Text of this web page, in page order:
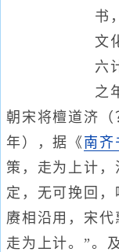
书
文
六
之
朝宋将檀道济
年），据《 南齐
策，走为上计，
定，无可挽回
赓相沿用，宋代
走为上计。”。